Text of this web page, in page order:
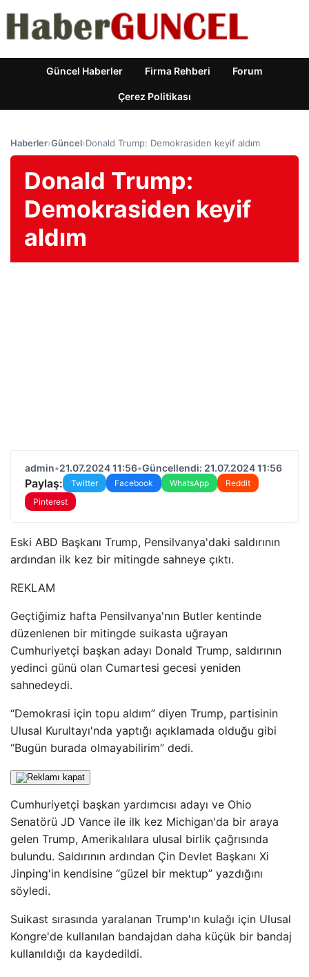
Güncel Haberler Firma Rehberi Forum
Çerez Politikası
Haberler›Güncel›Donald Trump: Demokrasiden keyif aldım
Donald Trump:
Demokrasiden keyif
aldım
admin•21.07.2024 11:56•Güncellendi: 21.07.2024 11:56
Paylaş: Twitter Facebook WhatsApp
Reddit
Pinterest
Eski ABD Başkanı Trump, Pensilvanya'daki saldırının
ardından ilk kez bir mitingde sahneye çıktı.
REKLAM
Geçtiğimiz hafta Pensilvanya'nın Butler kentinde
düzenlenen bir mitingde suikasta uğrayan
Cumhuriyetçi başkan adayı Donald Trump, saldırının
yedinci günü olan Cumartesi gecesi yeniden
sahnedeydi.
“Demokrasi için topu aldım” diyen Trump, partisinin
Ulusal Kurultayı'nda yaptığı açıklamada olduğu gibi
“Bugün burada olmayabilirim” dedi.
Cumhuriyetçi başkan yardımcısı adayı ve Ohio
Senatörü JD Vance ile ilk kez Michigan'da bir araya
gelen Trump, Amerikalılara ulusal birlik çağrısında
bulundu. Saldırının ardından Çin Devlet Başkanı Xi
Jinping'in kendisine “güzel bir mektup” yazdığını
söyledi.
Suikast sırasında yaralanan Trump'ın kulağı için Ulusal
Kongre'de kullanılan bandajdan daha küçük bir bandaj
kullanıldığı da kaydedildi.